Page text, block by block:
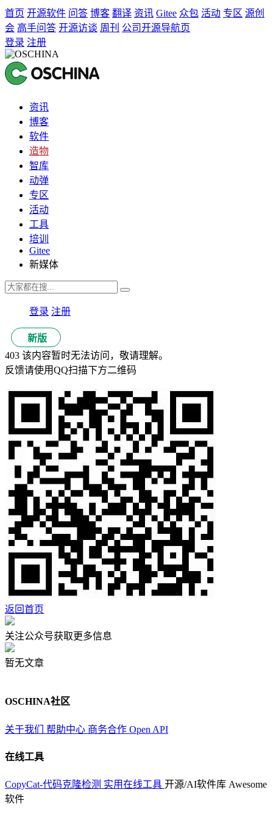
首页 开源软件 问答 博客 翻译 资讯 Gitee 众包 活动 专区 源创
会 高手问答 开源访谈 周刊 公司开源导航页
登录 注册
资讯
博客
软件
造物
智库
动弹
专区
活动
工具
培训
Gitee
新媒体
登录 注册
新版
403 该内容暂时无法访问，敬请理解。
反馈请使用QQ扫描下方二维码
返回首页
关注公众号获取更多信息
暂无文章
OSCHINA社区
关于我们 帮助中心 商务合作 Open API
在线工具
CopyCat-代码克隆检测 实用在线工具 开源/AI软件库 Awesome
软件